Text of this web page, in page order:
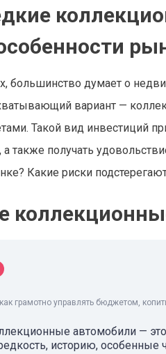
большинство думает о
вариант —
Такой вид инвестиций
также получать
Какие риски
грамотно управлять бюджетом,
автомобили —
историю,